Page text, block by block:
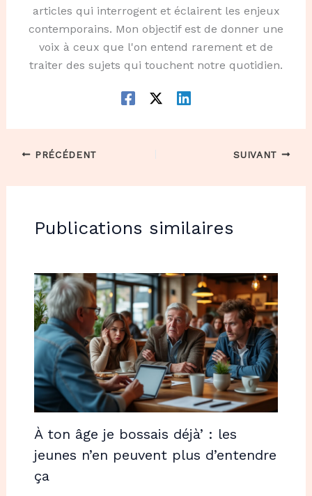
articles qui interrogent et éclairent les enjeux
contemporains. Mon objectif est de donner une
voix à ceux que l'on entend rarement et de
traiter des sujets qui touchent notre quotidien.
PRÉCÉDENT SUIVANT
Publications similaires
À ton âge je bossais déjà’ : les
jeunes n’en peuvent plus d’entendre
ça